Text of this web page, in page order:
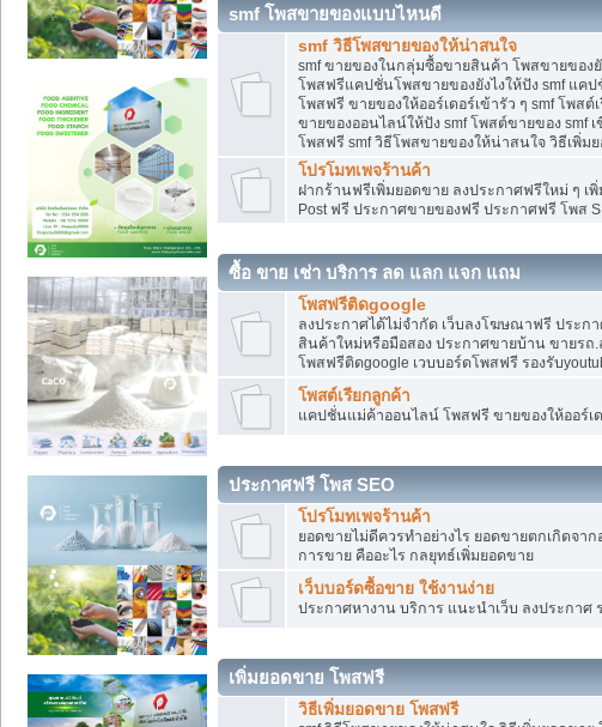
smf โพสขายของแบบไหนดี
smf วิธีโพสขายของให้น่าสนใจ
smf ขายของในกลุ่มซื้อขายสินค้า โพสขายของ
โพสฟรีแคปชั่นโพสขายของยังไงให้ปัง smf แ
โพสฟรี ขายของให้ออร์เดอร์เข้ารัว ๆ smf โพส
ขายของออนไลน์ให้ปัง smf โพสต์ขายของ smf
โพสฟรี smf วิธีโพสขายของให้น่าสนใจ วิธีเพิ่ม
โปรโมทเพจร้านค้า
ฝากร้านฟรีเพิ่มยอดขาย ลงประกาศฟรีใหม่ ๆ เ
Post ฟรี ประกาศขายของฟรี ประกาศฟรี โพส
ซื้อ ขาย เช่า บริการ ลด แลก แจก แถม
โพสฟรีติดgoogle
ลงประกาศได้ไม่จำกัด เว็บลงโฆษณาฟรี ประ
สินค้าใหม่หรือมือสอง ประกาศขายบ้าน ขายรถ
โพสฟรีติดgoogle เวบบอร์ดโพสฟรี รองรับ
โพสต์เรียกลูกค้า
แคปชั่นแม่ค้าออนไลน์ โพสฟรี ขายของให้ออร์เ
ประกาศฟรี โพส SEO
โปรโมทเพจร้านค้า
ยอดขายไม่ดีควรทำอย่างไร ยอดขายตกเกิดจา
การขาย คืออะไร กลยุทธ์เพิ่มยอดขาย
เว็บบอร์ดซื้อขาย ใช้งานง่าย
ประกาศหางาน บริการ แนะนำเว็บ ลงประกาศ
เพิ่มยอดขาย โพสฟรี
วิธีเพิ่มยอดขาย โพสฟรี